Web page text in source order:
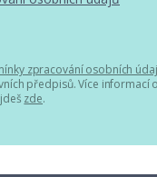
zpracování osobních
předpisů. Více informací
zde.